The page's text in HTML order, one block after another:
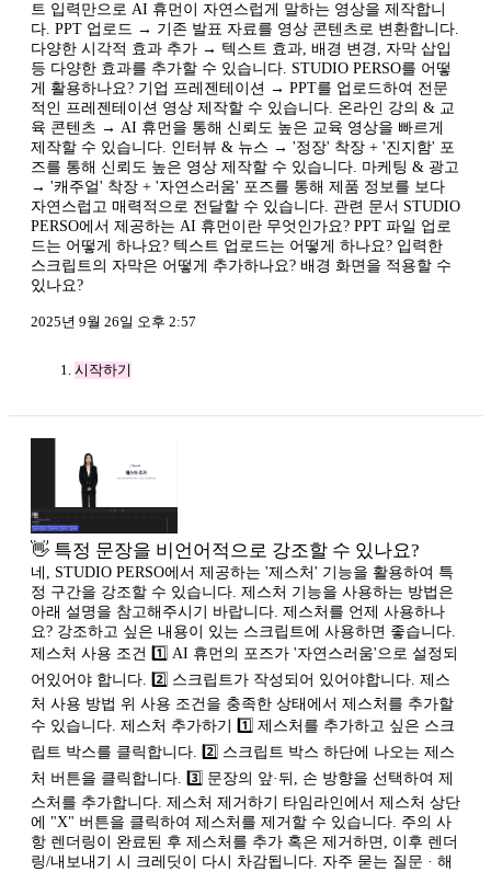
트 입력만으로 AI 휴먼이 자연스럽게 말하는 영상을 제작합니
다. PPT 업로드 → 기존 발표 자료를 영상 콘텐츠로 변환합니다.
다양한 시각적 효과 추가 → 텍스트 효과, 배경 변경, 자막 삽입
등 다양한 효과를 추가할 수 있습니다. STUDIO PERSO를 어떻
게 활용하나요? 기업 프레젠테이션 → PPT를 업로드하여 전문
적인 프레젠테이션 영상 제작할 수 있습니다. 온라인 강의 & 교
육 콘텐츠 → AI 휴먼을 통해 신뢰도 높은 교육 영상을 빠르게
제작할 수 있습니다. 인터뷰 & 뉴스 → '정장' 착장 + '진지함' 포
즈를 통해 신뢰도 높은 영상 제작할 수 있습니다. 마케팅 & 광고
→ '캐주얼' 착장 + '자연스러움' 포즈를 통해 제품 정보를 보다
자연스럽고 매력적으로 전달할 수 있습니다. 관련 문서 STUDIO
PERSO에서 제공하는 AI 휴먼이란 무엇인가요? PPT 파일 업로
드는 어떻게 하나요? 텍스트 업로드는 어떻게 하나요? 입력한
스크립트의 자막은 어떻게 추가하나요? 배경 화면을 적용할 수
있나요?
2025년 9월 26일 오후 2:57
시작하기
👋 특정 문장을 비언어적으로 강조할 수 있나요?
네, STUDIO PERSO에서 제공하는 '제스처' 기능을 활용하여 특
정 구간을 강조할 수 있습니다. 제스처 기능을 사용하는 방법은
아래 설명을 참고해주시기 바랍니다. 제스처를 언제 사용하나
요? 강조하고 싶은 내용이 있는 스크립트에 사용하면 좋습니다.
제스처 사용 조건 1️⃣ AI 휴먼의 포즈가 '자연스러움'으로 설정되
어있어야 합니다. 2️⃣ 스크립트가 작성되어 있어야합니다. 제스
처 사용 방법 위 사용 조건을 충족한 상태에서 제스처를 추가할
수 있습니다. 제스처 추가하기 1️⃣ 제스처를 추가하고 싶은 스크
립트 박스를 클릭합니다. 2️⃣ 스크립트 박스 하단에 나오는 제스
처 버튼을 클릭합니다. 3️⃣ 문장의 앞·뒤, 손 방향을 선택하여 제
스처를 추가합니다. 제스처 제거하기 타임라인에서 제스처 상단
에 "X" 버튼을 클릭하여 제스처를 제거할 수 있습니다. 주의 사
항 렌더링이 완료된 후 제스처를 추가 혹은 제거하면, 이후 렌더
링/내보내기 시 크레딧이 다시 차감됩니다. 자주 묻는 질문 · 해